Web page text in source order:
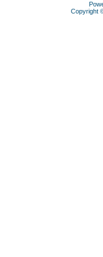
Copyright